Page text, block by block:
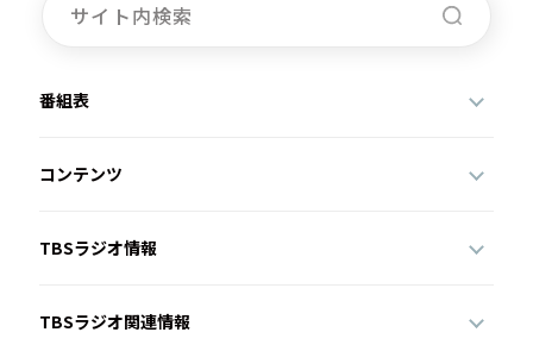
番組表
コンテンツ
TBSラジオ情報
TBSラジオ関連情報